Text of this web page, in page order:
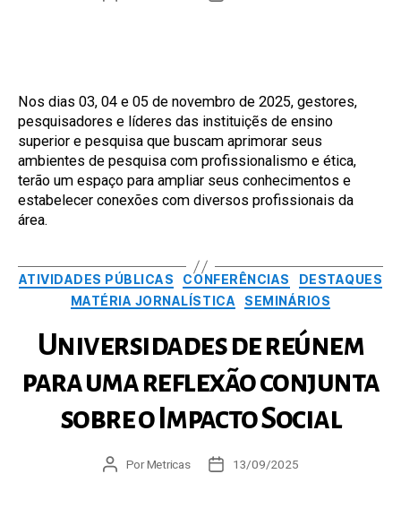
Nos dias 03, 04 e 05 de novembro de 2025, gestores,
pesquisadores e líderes das instituiçẽs de ensino
superior e pesquisa que buscam aprimorar seus
ambientes de pesquisa com profissionalismo e ética,
terão um espaço para ampliar seus conhecimentos e
estabelecer conexões com diversos profissionais da
área.
Categorias
ATIVIDADES PÚBLICAS CONFERÊNCIAS
DESTAQUES
MATÉRIA JORNALÍSTICA
SEMINÁRIOS
Universidades de reúnem
para uma reflexão conjunta
sobre o Impacto Social
AutorPorMetricas
Data13/09/2025